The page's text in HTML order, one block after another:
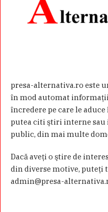
presa-alternativa.ro este
în mod automat
încredere pe care le
putea citi ştiri interne sau
public, din mai multe
Dacă aveţi o ştire de
din diverse motive, puteţi
admin@presa-